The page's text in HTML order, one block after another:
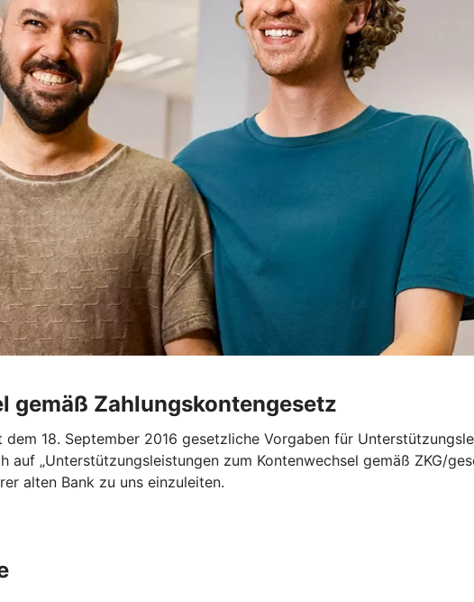
gemäß Zahlungskontengesetz
18. September 2016 gesetzliche Vorgaben für
auf „Unterstützungsleistungen zum Kontenwechsel gemäß ZKG/
alten Bank zu uns einzuleiten.